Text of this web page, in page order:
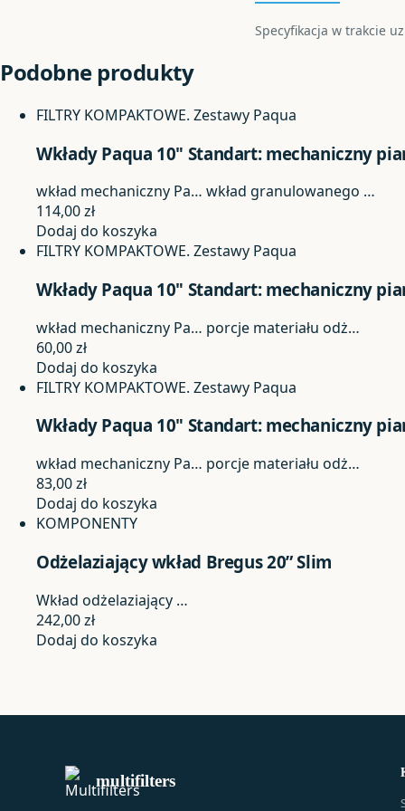
Specyfikacja w trakcie
Podobne produkty
FILTRY KOMPAKTOWE. Zestawy Paqua
Wkłady Paqua 10" Standart: mechaniczny
wkład mechaniczny Pa… wkład granulowanego …
114,00zł
Dodaj do koszyka
FILTRY KOMPAKTOWE. Zestawy Paqua
Wkłady Paqua 10" Standart: mechaniczny
wkład mechaniczny Pa… porcje materiału odż…
60,00zł
Dodaj do koszyka
FILTRY KOMPAKTOWE. Zestawy Paqua
Wkłady Paqua 10" Standart: mechaniczny
wkład mechaniczny Pa… porcje materiału odż…
83,00zł
Dodaj do koszyka
KOMPONENTY
Odżelaziający wkład Bregus 20” Slim
Wkład odżelaziający …
242,00zł
Dodaj do koszyka
multifilters